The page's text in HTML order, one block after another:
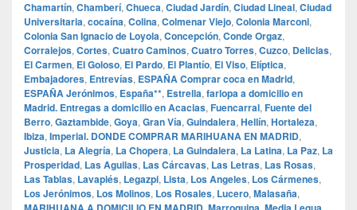
Chamartín, Chamberí, Chueca, Ciudad Jardín, Ciudad Lineal, Ciudad
Universitaria, cocaína, Colina, Colmenar Viejo, Colonia Marconi,
Colonia San Ignacio de Loyola, Concepción, Conde Orgaz,
Corralejos, Cortes, Cuatro Caminos, Cuatro Torres, Cuzco, Delicias,
El Carmen, El Goloso, El Pardo, El Plantío, El Viso, Elíptica,
Embajadores, Entrevías, ESPAÑA Comprar coca en Madrid,
ESPAÑA Jerónimos, España**, Estrella, farlopa a domicilio en
Madrid. Entregas a domicilio en Acacias, Fuencarral, Fuente del
Berro, Gaztambide, Goya, Gran Vía, Guindalera, Hellín, Hortaleza,
Ibiza, Imperial. DONDE COMPRAR MARIHUANA EN MADRID,
Justicia, La Alegría, La Chopera, La Guindalera, La Latina, La Paz, La
Prosperidad, Las Aguilas, Las Cárcavas, Las Letras, Las Rosas,
Las Tablas, Lavapiés, Legazpi, Lista, Los Angeles, Los Cármenes,
Los Jerónimos, Los Molinos, Los Rosales, Lucero, Malasaña,